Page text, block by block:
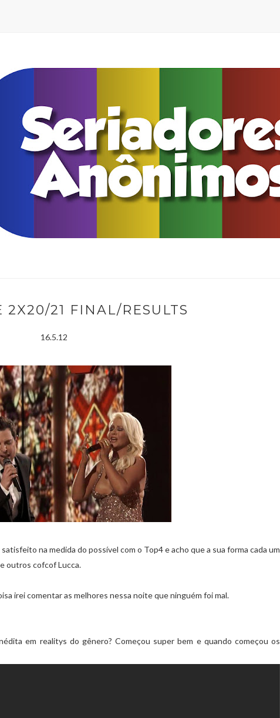
2X20/21 FINAL/RESULTS
16.5.12
na medida do possível com o Top4 e acho que a sua forma cada um
outros cofcof Lucca.
irei comentar as melhores nessa noite que ninguém foi mal.
em realitys do gênero? Começou super bem e quando começou os